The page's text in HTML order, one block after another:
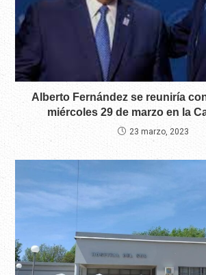
Alberto Fernández se reuniría
miércoles 29 de marzo en la
23 marzo, 2023